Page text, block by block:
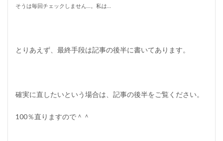
そうは毎回チェックしません…。私は…
とりあえず、最終手段は記事の後半に書いてあります。
確実に直したいという場合は、記事の後半をご覧ください。
100％直りますので＾＾